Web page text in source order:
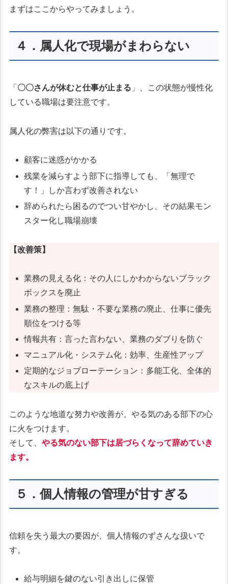
まずはここからやってみましょう。
４．属人化で現場がまわらない
「 〇〇さんが休むと仕事が止まる 」、この状態が慢性化
している職場は要注意です。
属人化の弊害は以下の通りです。
顧客に迷惑がかかる
残業を減らすよう部下に指導しても、「無理で
す！」しか言わず改善されない
辞められたら困るのでつい甘やかし、その結果モン
スター化し職場崩壊
【改善策】
業務の見える化：その人にしかわからないブラック
ボックスを廃止
業務の整理：無駄・不要な業務の廃止、仕事に優先
順位をつける等
情報共有：言った言わない、業務のダブりを防ぐ
マニュアル化・システム化：効率、生産性アップ
定期的なジョブローテーション：多能工化、全体的
なスキルの底上げ
このような地道な努力や改善が、やる気のある部下の心
に火をつけます。
そして、やる気のない部下は居づらくなって辞めていき
ます。
５．個人情報の管理が甘すぎる
信頼を失う最大の要因が、個人情報のずさんな扱いで
す。
給与明細を鍵のない引き出しに保管